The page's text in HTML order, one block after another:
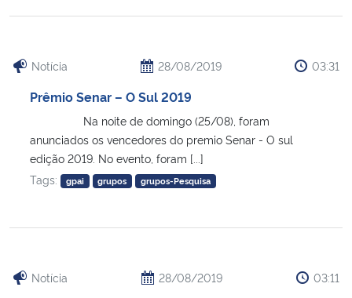
Notícia 28/08/2019 03:31
Prêmio Senar – O Sul 2019
Na noite de domingo (25/08), foram
anunciados os vencedores do premio Senar - O sul
edição 2019. No evento, foram [...]
Tags:
gpai grupos grupos-Pesquisa
Notícia 28/08/2019 03:11